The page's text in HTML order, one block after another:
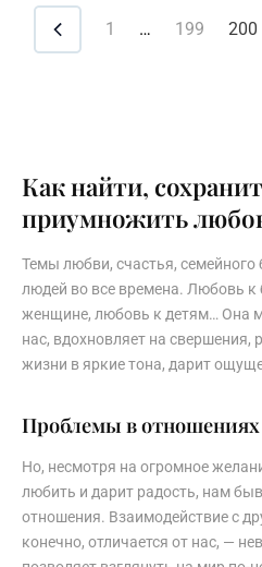
1 … 199 200
Как найти,
приумножить
Темы любви, счастья, семейного
людей во все времена. Любовь
женщине, любовь к детям… Она
нас, вдохновляет на свершения,
жизни в яркие тона, дарит
Проблемы в отношениях
Но, несмотря на огромное
любить и дарит радость, нам
отношения. Взаимодействие с
конечно, отличается от нас, —